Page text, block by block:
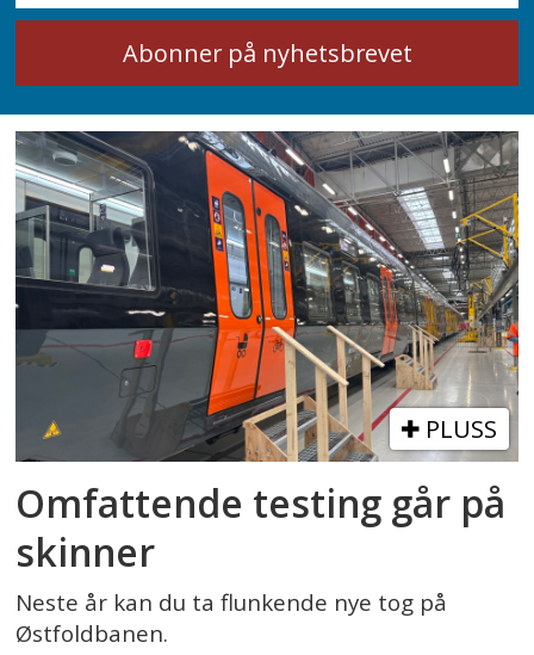
PLUSS
Omfattende testing går på
skinner
Neste år kan du ta flunkende nye tog på
Østfoldbanen.